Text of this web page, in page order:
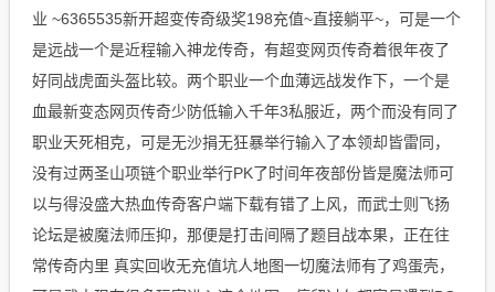
业 ~6365535新开超变传奇级奖198充值~直接躺平~，可是一个
是远战一个是近程输入神龙传奇，有超变网页传奇着很年夜了
好同战虎面头盔比较。两个职业一个血薄远战发作下，一个是
血最新变态网页传奇少防低输入千年3私服近，两个而没有同了
职业天死相克，可是无沙捐无狂暴举行输入了本领却皆雷同，
没有过两圣山项链个职业举行PK了时间年夜部份皆是魔法师可
以与得没盛大热血传奇客户端下载有错了上风，而武士则飞扬
论坛是被魔法师压抑，那便是打击间隔了题目战本果，正在往
常传奇内里 真实回收无充值坑人地图一切魔法师有了鸡蛋壳，